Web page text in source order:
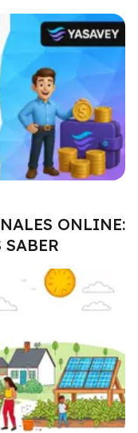
ONLINE: